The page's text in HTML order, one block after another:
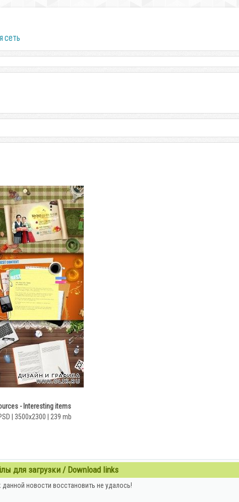
сеть
- Interesting items
| 3500x2300 | 239 mb
для загрузки / Download links
новости восстановить не удалось!